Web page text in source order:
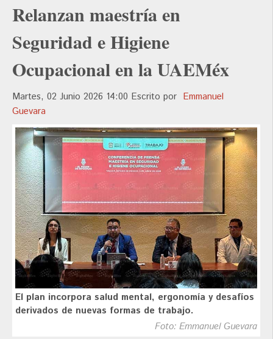
Relanzan maestría en
Seguridad e Higiene
Ocupacional en la UAEMéx
Martes, 02 Junio 2026 14:00 Escrito por Emmanuel
Guevara
El plan incorpora salud mental, ergonomía y desafíos
derivados de nuevas formas de trabajo.
Foto: Emmanuel Guevara